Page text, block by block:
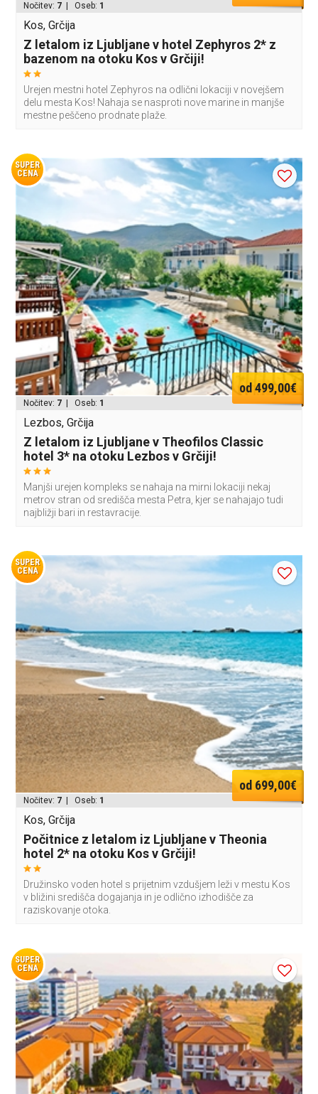
Nočitev: 7 | Oseb: 1
Kos, Grčija
Z letalom iz Ljubljane v hotel Zephyros 2* z
bazenom na otoku Kos v Grčiji!
Urejen mestni hotel Zephyros na odlični lokaciji v novejšem
delu mesta Kos! Nahaja se nasproti nove marine in manjše
mestne peščeno prodnate plaže.
SUPER
CENA
od 499,00€
Nočitev: 7 | Oseb: 1
Lezbos, Grčija
Z letalom iz Ljubljane v Theofilos Classic
hotel 3* na otoku Lezbos v Grčiji!
Manjši urejen kompleks se nahaja na mirni lokaciji nekaj
metrov stran od središča mesta Petra, kjer se nahajajo tudi
najbližji bari in restavracije.
SUPER
CENA
od 699,00€
Nočitev: 7 | Oseb: 1
Kos, Grčija
Počitnice z letalom iz Ljubljane v Theonia
hotel 2* na otoku Kos v Grčiji!
Družinsko voden hotel s prijetnim vzdušjem leži v mestu Kos
v bližini središča dogajanja in je odlično izhodišče za
raziskovanje otoka.
SUPER
CENA